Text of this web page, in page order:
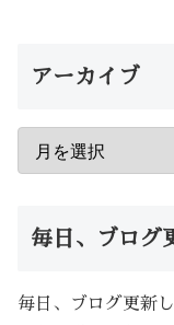
アーカイブ
毎日、ブログ
毎日、ブログ更新